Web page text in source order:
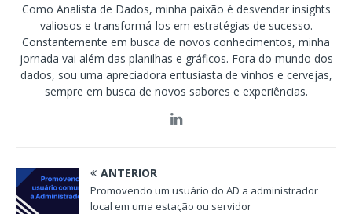
Como Analista de Dados, minha paixão é desvendar insights
valiosos e transformá-los em estratégias de sucesso.
Constantemente em busca de novos conhecimentos, minha
jornada vai além das planilhas e gráficos. Fora do mundo dos
dados, sou uma apreciadora entusiasta de vinhos e cervejas,
sempre em busca de novos sabores e experiências.
ANTERIOR
Promovendo um usuário do AD a administrador
local em uma estação ou servidor